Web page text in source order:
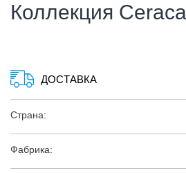
Коллекция
ДОСТАВКА
Страна:
Фабрика: